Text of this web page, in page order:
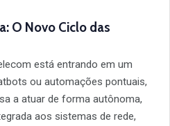
O Novo Ciclo das
está entrando em um
ou automações pontuais,
a atuar de forma autônoma,
aos sistemas de rede,